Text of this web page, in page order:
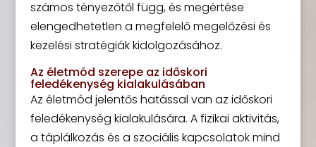
számos tényezőtől függ, és megértése
elengedhetetlen a megfelelő megelőzési és
kezelési stratégiák kidolgozásához.
Az életmód szerepe az időskori
feledékenység kialakulásában
Az életmód jelentős hatással van az időskori
feledékenység kialakulására. A fizikai aktivitás,
a táplálkozás és a szociális kapcsolatok mind